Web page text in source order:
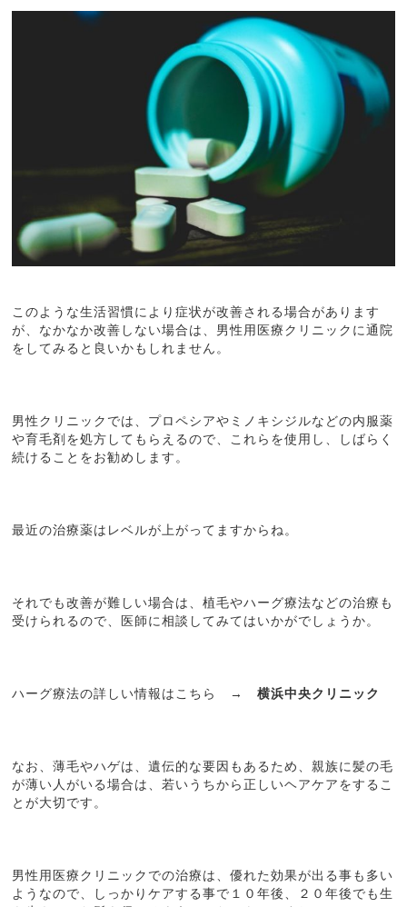
このような生活習慣により症状が改善される場合があります
が、なかなか改善しない場合は、男性用医療クリニックに通院
をしてみると良いかもしれません。
男性クリニックでは、プロペシアやミノキシジルなどの内服薬
や育毛剤を処方してもらえるので、これらを使用し、しばらく
続けることをお勧めします。
最近の治療薬はレベルが上がってますからね。
それでも改善が難しい場合は、植毛やハーグ療法などの治療も
受けられるので、医師に相談してみてはいかがでしょうか。
ハーグ療法の詳しい情報はこちら →横浜中央クリニック
なお、薄毛やハゲは、遺伝的な要因もあるため、親族に髪の毛
が薄い人がいる場合は、若いうちから正しいヘアケアをするこ
とが大切です。
男性用医療クリニックでの治療は、優れた効果が出る事も多い
ようなので、しっかりケアする事で１０年後、２０年後でも生